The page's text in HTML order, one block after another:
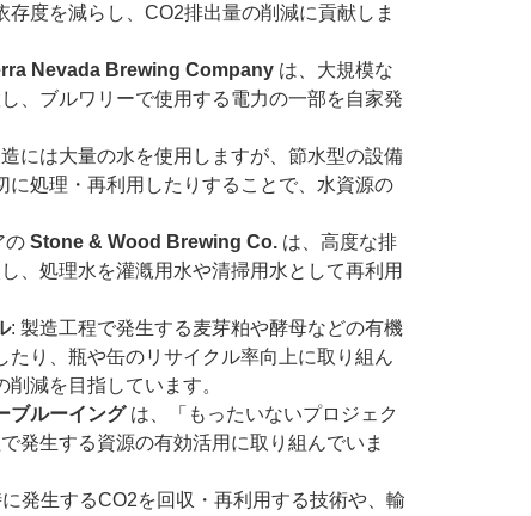
存度を減らし、CO2排出量の削減に貢献しま
Nevada Brewing Company は、大規模な
、ブルワリーで使用する電力の一部を自家発
には大量の水を使用しますが、節水型の設備
に処理・再利用したりすることで、水資源の
の Stone & Wood Brewing Co. は、高度な排
、処理水を灌漑用水や清掃用水として再利用
: 製造工程で発生する麦芽粕や酵母などの有機
たり、瓶や缶のリサイクル率向上に取り組ん
減を目指しています。
ブルーイングは、「もったいないプロジェク
発生する資源の有効活用に取り組んでいま
発生するCO2を回収・再利用する技術や、輸